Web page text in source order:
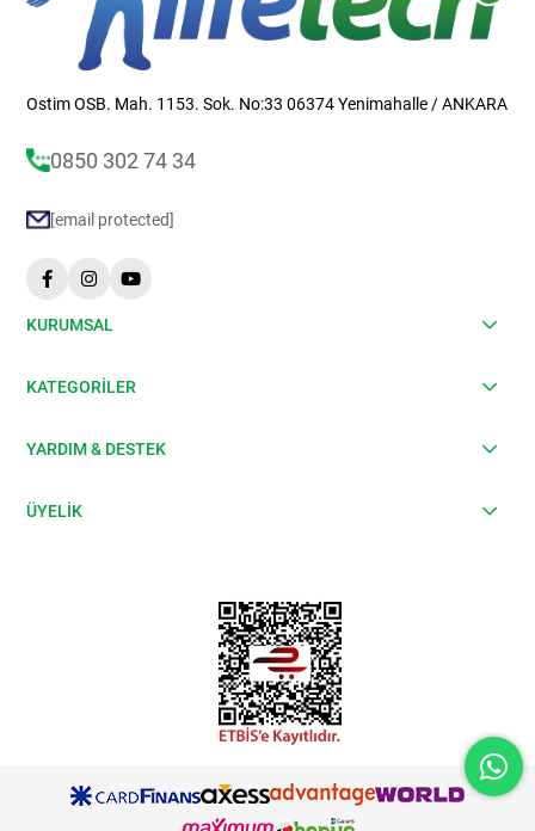
Ostim OSB. Mah. 1153. Sok. No:33 06374 Yenimahalle / ANKARA
0850 302 74 34
[email protected]
KURUMSAL
KATEGORİLER
YARDIM & DESTEK
ÜYELİK